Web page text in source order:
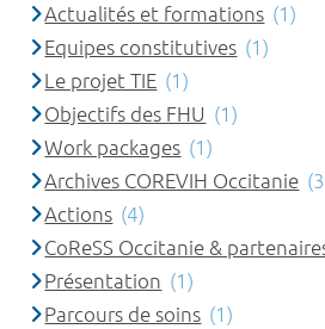
Actualités et formations (1)
Equipes constitutives (1)
Le projet TIE (1)
Objectifs des FHU (1)
Work packages (1)
Archives COREVIH Occitanie
Actions (4)
CoReSS Occitanie &
Présentation (1)
Parcours de soins (1)